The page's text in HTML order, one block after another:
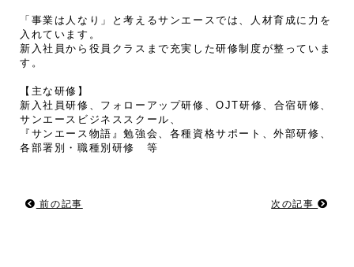
「事業は人なり」と考えるサンエースでは、人材育成に力を
入れています。
新入社員から役員クラスまで充実した研修制度が整っていま
す。
【主な研修】
新入社員研修、フォローアップ研修、OJT研修、合宿研修、
サンエースビジネススクール、
『サンエース物語』勉強会、各種資格サポート、外部研修、
各部署別・職種別研修 等
前の記事 次の記事